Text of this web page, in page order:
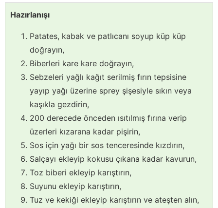
Hazırlanışı
Patates, kabak ve patlıcanı soyup küp küp
doğrayın,
Biberleri kare kare doğrayın,
Sebzeleri yağlı kağıt serilmiş fırın tepsisine
yayıp yağı üzerine sprey şişesiyle sıkın veya
kaşıkla gezdirin,
200 derecede önceden ısıtılmış fırına verip
üzerleri kızarana kadar pişirin,
Sos için yağı bir sos tenceresinde kızdırın,
Salçayı ekleyip kokusu çıkana kadar kavurun,
Toz biberi ekleyip karıştırın,
Suyunu ekleyip karıştırın,
Tuz ve kekiği ekleyip karıştırın ve ateşten alın,